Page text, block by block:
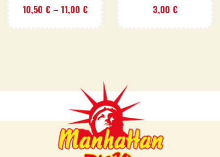
10,50 € – 11,00 €
3,00 €